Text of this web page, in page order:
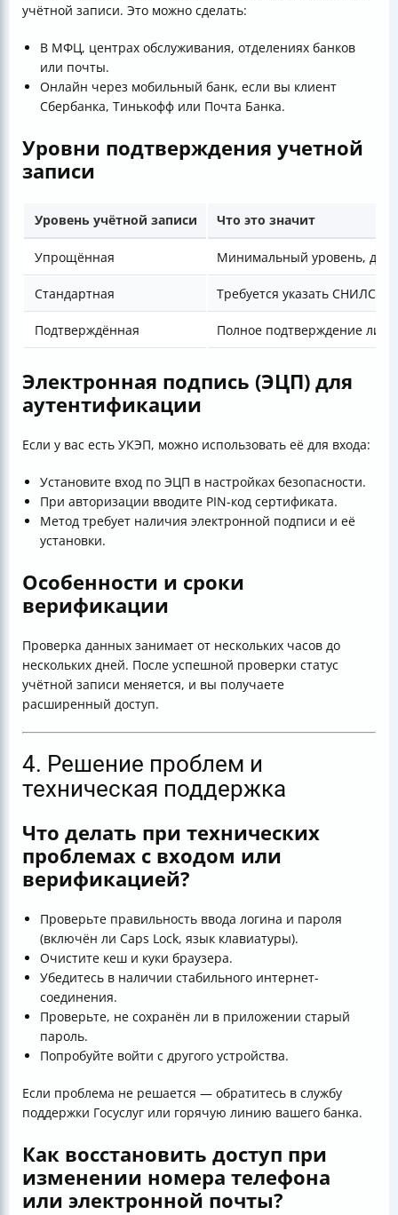
учётной записи. Это можно сделать:
В МФЦ, центрах обслуживания, отделениях банков
или почты.
Онлайн через мобильный банк, если вы клиент
Сбербанка, Тинькофф или Почта Банка.
Уровни подтверждения учетной
записи
Уровень учётной записи Что это значит
Упрощённая Минимальный уровень,
Стандартная Требуется указать СНИЛС и
Подтверждённая Полное подтверждение
Электронная подпись (ЭЦП) для
аутентификации
Если у вас есть УКЭП, можно использовать её для входа:
Установите вход по ЭЦП в настройках безопасности.
При авторизации вводите PIN-код сертификата.
Метод требует наличия электронной подписи и её
установки.
Особенности и сроки
верификации
Проверка данных занимает от нескольких часов до
нескольких дней. После успешной проверки статус
учётной записи меняется, и вы получаете
расширенный доступ.
4. Решение проблем и
техническая поддержка
Что делать при технических
проблемах с входом или
верификацией?
Проверьте правильность ввода логина и пароля
(включён ли Caps Lock, язык клавиатуры).
Очистите кеш и куки браузера.
Убедитесь в наличии стабильного интернет-
соединения.
Проверьте, не сохранён ли в приложении старый
пароль.
Попробуйте войти с другого устройства.
Если проблема не решается — обратитесь в службу
поддержки Госуслуг или горячую линию вашего банка.
Как восстановить доступ при
изменении номера телефона
или электронной почты?